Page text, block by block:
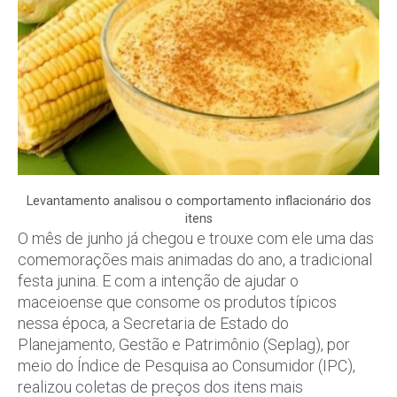
Levantamento analisou o comportamento inflacionário dos
itens
O mês de junho já chegou e trouxe com ele uma das
comemorações mais animadas do ano, a tradicional
festa junina. E com a intenção de ajudar o
maceioense que consome os produtos típicos
nessa época, a Secretaria de Estado do
Planejamento, Gestão e Patrimônio (Seplag), por
meio do Índice de Pesquisa ao Consumidor (IPC),
realizou coletas de preços dos itens mais